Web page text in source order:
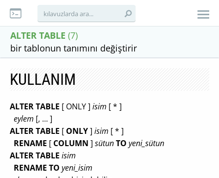
ALTER TABLE (7)
bir tablonun tanımını değiştirir
KULLANIM
ALTER TABLE [ ONLY ] isim [ * ]
eylem [, ... ]
ALTER TABLE [ ONLY] isim [ * ]
RENAME [ COLUMN ] sütunTO yeni_sütun
ALTER TABLE isim
RENAME TO yeni_isim